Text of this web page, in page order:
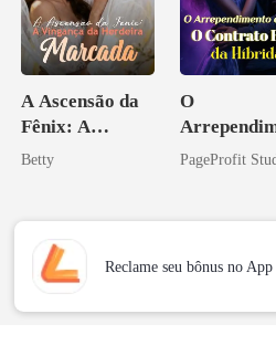
A Ascensão da
Fênix: A
Vingança da
Betty
O
o do Alfa:
PageProfit
Reclame seu bônus no App